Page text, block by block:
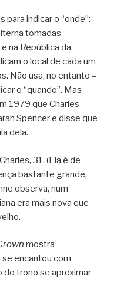
indicar o “onde”:
tomadas
na República da
o local de cada um
Não usa, no entanto –
o “quando”. Mas
1979 que Charles
Spencer e disse que
dela.
31. (Ela é de
bastante grande,
observa, num
era mais nova que
mostra
encantou com
do trono se aproximar